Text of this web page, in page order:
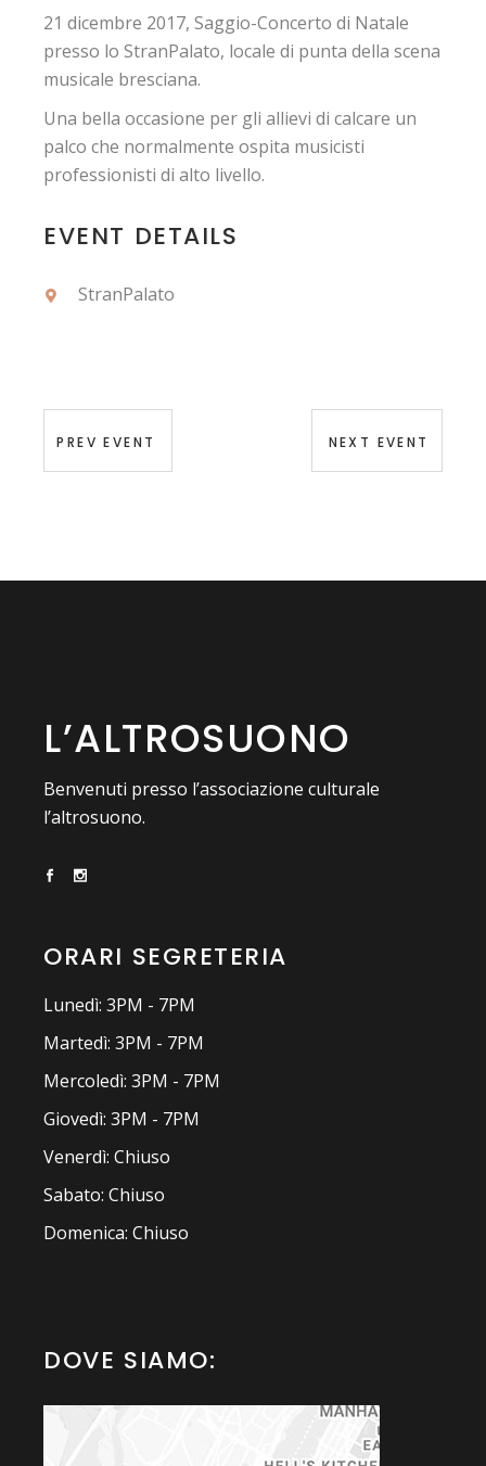
21 dicembre 2017, Saggio-Concerto di Natale
presso lo StranPalato, locale di punta della scena
musicale bresciana.
Una bella occasione per gli allievi di calcare un
palco che normalmente ospita musicisti
professionisti di alto livello.
EVENT DETAILS
StranPalato
PREV EVENT NEXT EVENT
L’ALTROSUONO
Benvenuti presso l’associazione culturale
l’altrosuono.
ORARI SEGRETERIA
Lunedì: 3PM - 7PM
Martedì: 3PM - 7PM
Mercoledì: 3PM - 7PM
Giovedì: 3PM - 7PM
Venerdì: Chiuso
Sabato: Chiuso
Domenica: Chiuso
DOVE SIAMO: